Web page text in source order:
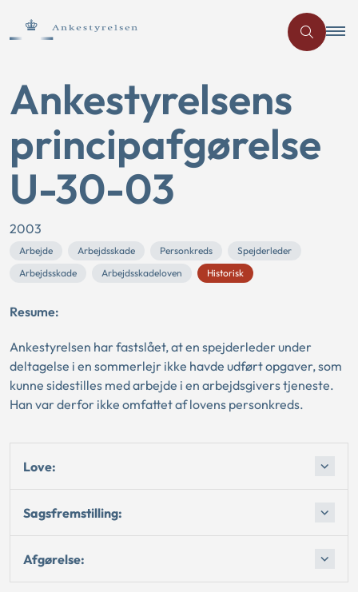
Ankestyrelsens
principafgørelse
U-30-03
2003
Arbejde Arbejdsskade Personkreds
Spejderleder
Arbejdsskade
Arbejdsskadeloven Historisk
Resume:
Ankestyrelsen har fastslået, at en spejderleder under
deltagelse i en sommerlejr ikke havde udført opgaver, som
kunne sidestilles med arbejde i en arbejdsgivers tjeneste.
Han var derfor ikke omfattet af lovens personkreds.
Love:
Sagsfremstilling:
Afgørelse: